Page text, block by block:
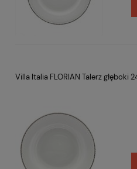
Villa Italia FLORIAN Talerz głęboki